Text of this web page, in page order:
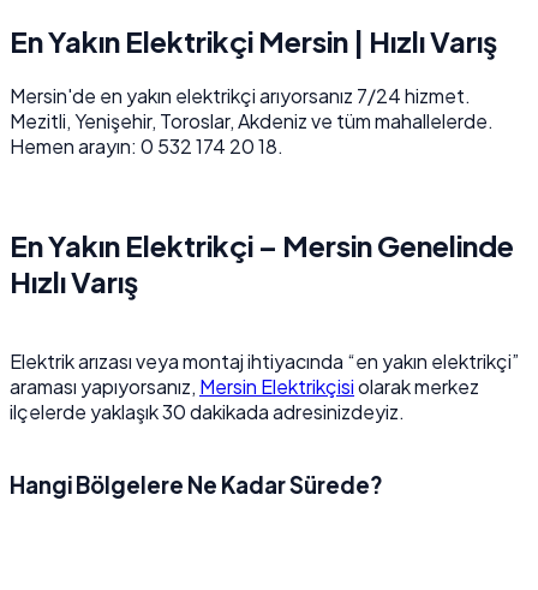
En Yakın Elektrikçi Mersin | Hızlı Varış
Mersin'de en yakın elektrikçi arıyorsanız 7/24 hizmet.
Mezitli, Yenişehir, Toroslar, Akdeniz ve tüm mahallelerde.
Hemen arayın: 0 532 174 20 18.
En Yakın Elektrikçi – Mersin Genelinde
Hızlı Varış
Elektrik arızası veya montaj ihtiyacında “en yakın elektrikçi”
araması yapıyorsanız, Mersin Elektrikçisiolarak merkez
ilçelerde yaklaşık 30 dakikada adresinizdeyiz.
Hangi Bölgelere Ne Kadar Sürede?